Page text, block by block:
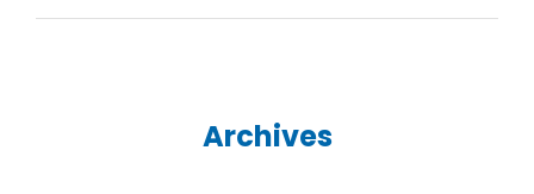
Archives